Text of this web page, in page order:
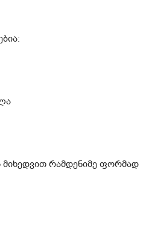
მიხედვით რამდენიმე ფორმად